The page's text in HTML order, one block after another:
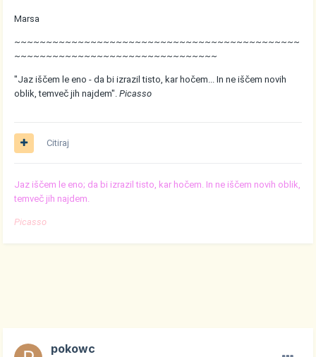
Marsa
~~~~~~~~~~~~~~~~~~~~~~~~~~~~~~~~~~~~~~~~~~~~~
~~~~~~~~~~~~~~~~~~~~~~~~~~~~~~~~
"Jaz iščem le eno - da bi izrazil tisto, kar hočem... In ne iščem novih
oblik, temveč jih najdem".Picasso
Citiraj
Jaz iščem le eno; da bi izrazil tisto, kar hočem. In ne iščem novih oblik,
temveč jih najdem.
Picasso
pokowc